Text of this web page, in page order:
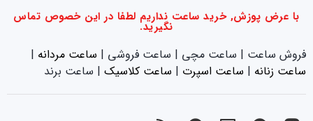
با عرض پوزش, خرید ساعت نداریم لطفا در این خصوص تماس
نگیرید.
فروش ساعت | ساعت مچی | ساعت فروشی | ساعت مردانه |
ساعت زنانه |‌ ساعت اسپرت |‌ ساعت کلاسیک | ساعت برند